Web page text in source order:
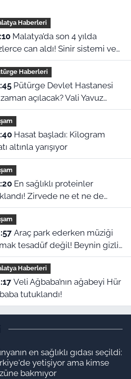
Haberleri
Malatya’da son 4 yılda
can aldı! Sinir sistemi ve
organı hastalıklarında şok
Haberleri
Pütürge Devlet Hastanesi
açılacak? Vali Yavuz
Hasat başladı: Kilogram
altınla yarışıyor
En sağlıklı proteinler
Zirvede ne et ne de
var
Araç park ederken müziği
tesadüf değil! Beynin gizli
Haberleri
Veli Ağbaba’nın ağabeyi Hür
tutuklandı!
en sağlıklı gıdası seçildi:
yetişiyor ama kimse
bakmıyor